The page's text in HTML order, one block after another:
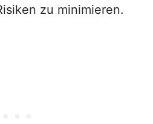
zu minimieren.